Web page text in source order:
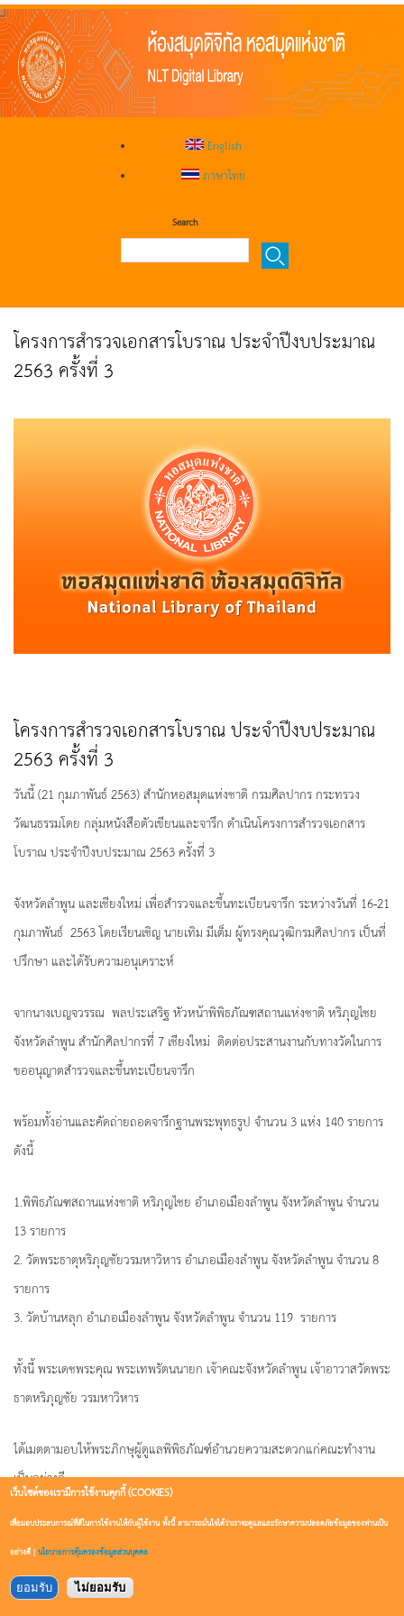
English
ภาษาไทย
Search
โครงการสำรวจเอกสารโบราณ ประจำปีงบประมาณ
2563 ครั้งที่ 3
โครงการสำรวจเอกสารโบราณ ประจำปีงบประมาณ
2563 ครั้งที่ 3
วันนี้ (21 กุมภาพันธ์ 2563) สำนักหอสมุดแห่งชาติ กรมศิลปากร กระทรวง
วัฒนธรรมโดย กลุ่มหนังสือตัวเขียนและจารึก ดำเนินโครงการสำรวจเอกสาร
โบราณ ประจำปีงบประมาณ 2563 ครั้งที่ 3
จังหวัดลำพูน และเชียงใหม่ เพื่อสำรวจและขึ้นทะเบียนจารึก ระหว่างวันที่ 16-21
กุมภาพันธ์ 2563 โดยเรียนเชิญ นายเทิม มีเต็ม ผู้ทรงคุณวุฒิกรมศิลปากร เป็นที่
ปรึกษา และได้รับความอนุเคราะห์
จากนางเบญจวรรณ พลประเสริฐ หัวหน้าพิพิธภัณฑสถานแห่งชาติ หริภุญไชย
จังหวัดลำพูน สำนักศิลปากรที่ 7 เชียงใหม่ ติดต่อประสานงานกับทางวัดในการ
ขออนุญาตสำรวจและขึ้นทะเบียนจารึก
พร้อมทั้งอ่านและคัดถ่ายถอดจารึกฐานพระพุทธรูป จำนวน 3 แห่ง 140 รายการ
ดังนี้
1.พิพิธภัณฑสถานแห่งชาติ หริภุญไชย อำเภอเมืองลำพูน จังหวัดลำพูน จำนวน
13 รายการ
2. วัดพระธาตุหริภุญชัยวรมหาวิหาร อำเภอเมืองลำพูน จังหวัดลำพูน จำนวน 8
รายการ
3. วัดบ้านหลุก อำเภอเมืองลำพูน จังหวัดลำพูน จำนวน 119 รายการ
ทั้งนี้ พระเดชพระคุณ พระเทพรัตนนายก เจ้าคณะจังหวัดลำพูน เจ้าอาวาสวัดพระ
ธาตหริภุญชัย วรมหาวิหาร
ได้เมตตามอบให้พระภิกษุผู้ดูแลพิพิธภัณฑ์อำนวยความสะดวกแก่คณะทำงาน
เป็นอย่างดี
เว็บไซต์ของเรามีการใช้งานคุกกี้ (COOKIES)
เพื่อมอบประสบการณ์ที่ดีในการใช้งานให้กับผู้ใช้งาน ทั้งนี้ สามารถมั่นใจได้ว่าเราจะดูแลและรักษาความปลอดภัยข้อมูลของท่านเป็น
อย่างดี |นโยบายการคุ้มครองข้อมูลส่วนบุคคล
ยอมรับ ไม่ยอมรับ